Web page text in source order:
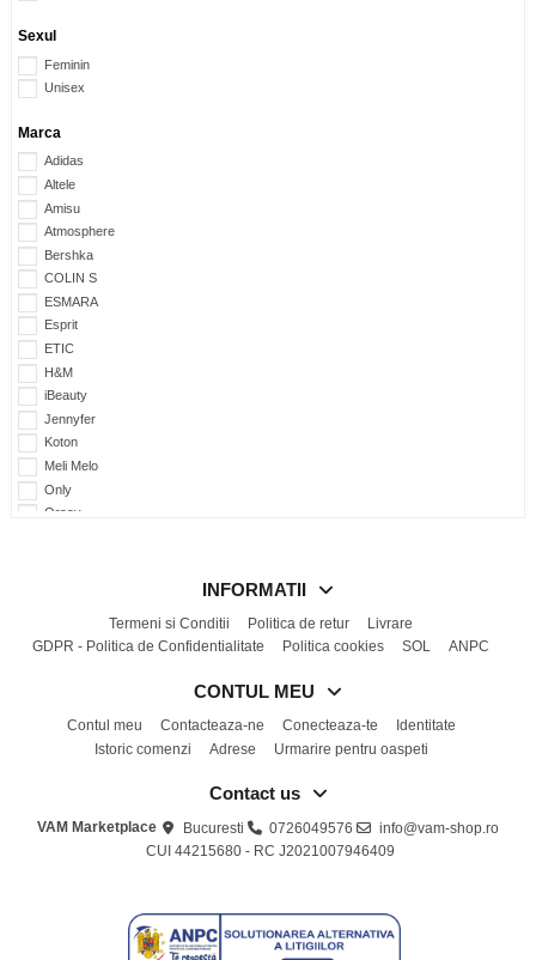
Sexul
Feminin
Unisex
Marca
Adidas
Altele
Amisu
Atmosphere
Bershka
COLIN S
ESMARA
Esprit
ETIC
H&M
iBeauty
Jennyfer
Koton
Meli Melo
Only
Orsay
Tezenis
INFORMATII
Termeni si Conditii Politica de retur
Livrare
GDPR - Politica de Confidentialitate
Politica cookies SOL ANPC
CONTUL MEU
Contul meu Contacteaza-ne Conecteaza-te
Identitate
Istoric comenzi
Adrese Urmarire pentru oaspeti
Contact us
VAM Marketplace Bucuresti 0726049576
info@vam-shop.ro
CUI 44215680 - RC J2021007946409